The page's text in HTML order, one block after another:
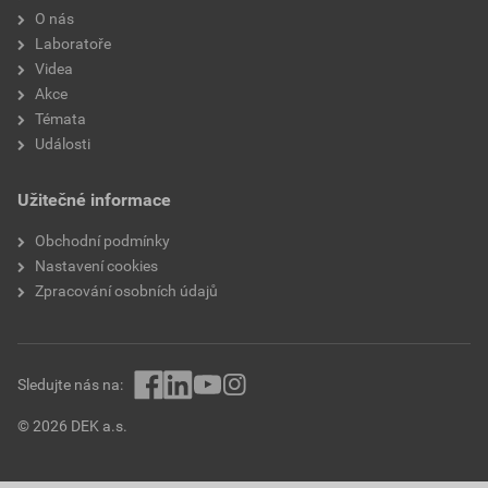
O nás
Laboratoře
Videa
Akce
Témata
Události
Užitečné informace
Obchodní podmínky
Nastavení cookies
Zpracování osobních údajů
© 2026 DEK a.s.
Sledujte nás na: